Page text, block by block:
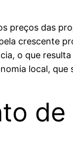
preços das
crescente
o que
local,